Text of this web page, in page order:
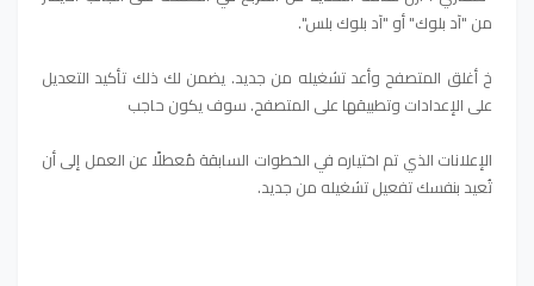
من "آد بلوك" أو "آد بلوك بلس".
خ أغلق المتصفح وأعد تشغيله من جديد. يضمن لك ذلك تأكيد التعديل
على الإعدادات وتطبيقها على المتصفح. سوف يكون حاجب
الإعلانات الذي تم اختياره في الخطوات السابقة مُعطلًا عن العمل إلى أن
تُعيد بنفسك تفعيل تشغيله من جديد.